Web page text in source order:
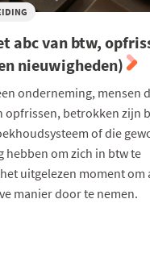
abc van btw,
nieuwigheden)
onderneming, mensen
opfrissen, betrokken zijn
of die
hebben om zich in btw te
uitgelezen moment om
manier door te nemen.